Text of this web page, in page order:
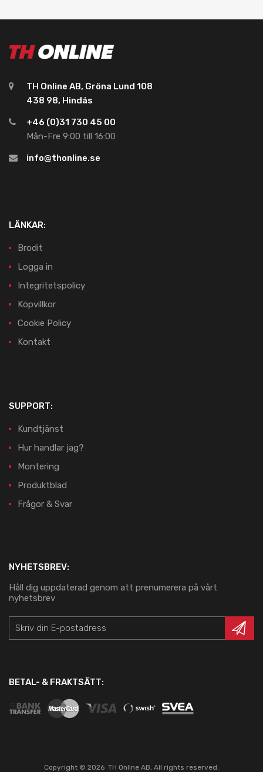
TH Online AB, Gröna Lund 108
438 98, Hindås
+46 (0)31 730 45 00
Mån-Fre 9:00 till 16:00
info@thonline.se
LÄNKAR:
Brodit
Logga in
Integritetspolicy
Köpvillkor
Cookie Policy
Kontakt
SUPPORT:
Kundtjänst
Hur handlar jag?
Montering
Produktblad
Frågor & Svar
NYHETSBREV:
Håll dig uppdaterad genom att prenumerera på vårt
nyhetsbrev
BETAL- & FRAKTSÄTT:
Copyright © 2026 TH Online AB, All rights reserved.